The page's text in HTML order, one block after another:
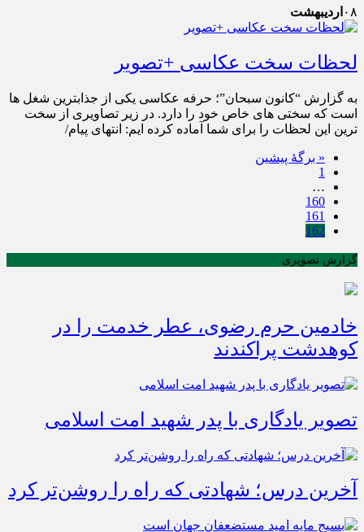
۰۸ اردیبهشت
لحظات سخت عکاسی +تصویر
به گزارش “کانون سبحان”؛ حرفه عکاسی یکی از جذابترین شغل ها
است که سختی های خاص خود را دارد. در زیر تصاویری از سخت
ترین این لحظات را برای شما آماده کرده ایم: انتهای پیام/
« برگه‌ٔ پیشین
1
…
160
161
162
گزارش تصویری
خادمین حرم رضوی، عطر خدمت را در
کوهدشت پراکندند
تصویر یادگاری با پدر شهید امت اسلامی
آخرین درس؛ شهادتی که راه را روشن‌تر کرد